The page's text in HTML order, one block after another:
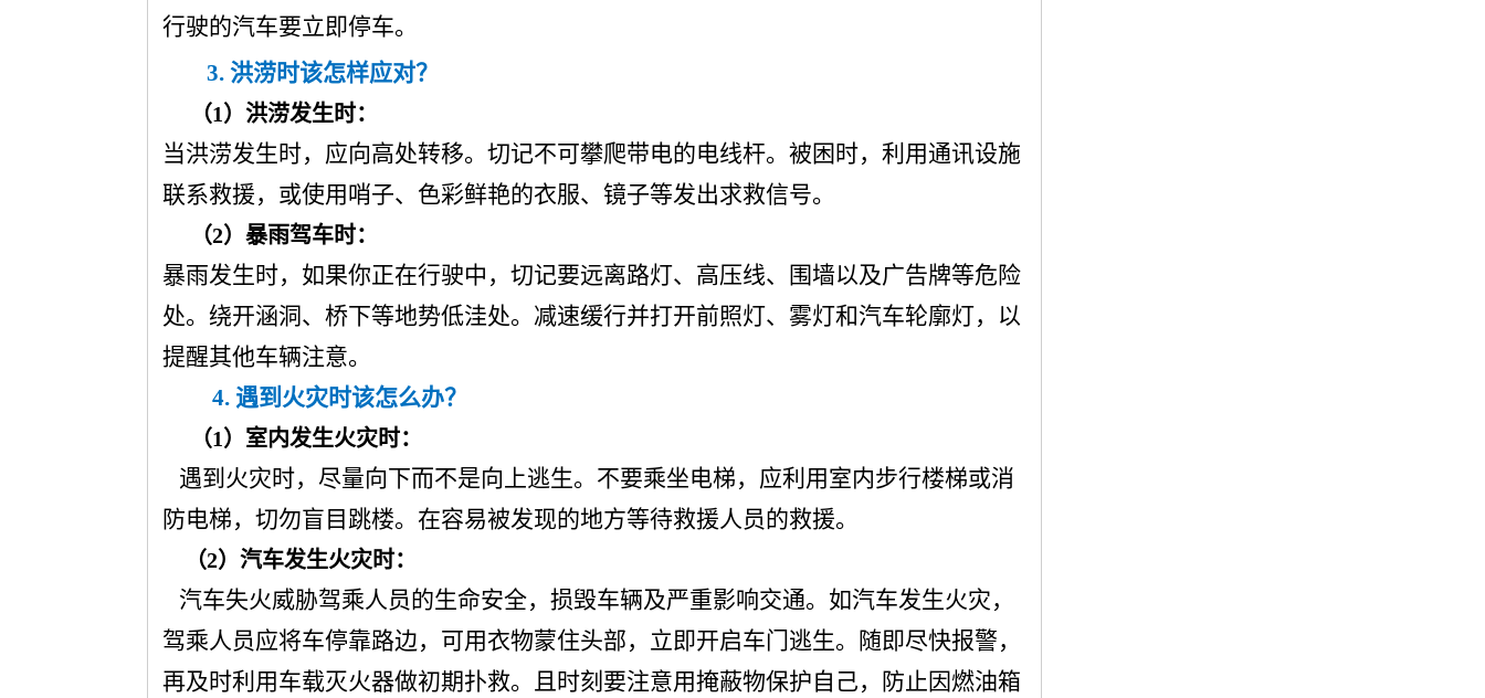
行驶的汽车要立即停车。
3. 洪涝时该怎样应对？
（1）洪涝发生时：
当洪涝发生时，应向高处转移。切记不可攀爬带电的电线杆。被困时，利用通讯设施
联系救援，或使用哨子、色彩鲜艳的衣服、镜子等发出求救信号。
（2）暴雨驾车时：
暴雨发生时，如果你正在行驶中，切记要远离路灯、高压线、围墙以及广告牌等危险
处。绕开涵洞、桥下等地势低洼处。减速缓行并打开前照灯、雾灯和汽车轮廓灯，以
提醒其他车辆注意。
4. 遇到火灾时该怎么办？
（1）室内发生火灾时：
遇到火灾时，尽量向下而不是向上逃生。不要乘坐电梯，应利用室内步行楼梯或消
防电梯，切勿盲目跳楼。在容易被发现的地方等待救援人员的救援。
（2）汽车发生火灾时：
汽车失火威胁驾乘人员的生命安全，损毁车辆及严重影响交通。如汽车发生火灾，
驾乘人员应将车停靠路边，可用衣物蒙住头部，立即开启车门逃生。随即尽快报警，
再及时利用车载灭火器做初期扑救。且时刻要注意用掩蔽物保护自己，防止因燃油箱